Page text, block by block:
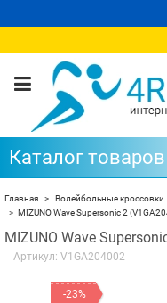
Каталог товаров
Главная Волейбольные кроссовки
MIZUNO Wave Supersonic 2
MIZUNO Wave
Артикул: V1GA204002
-23%